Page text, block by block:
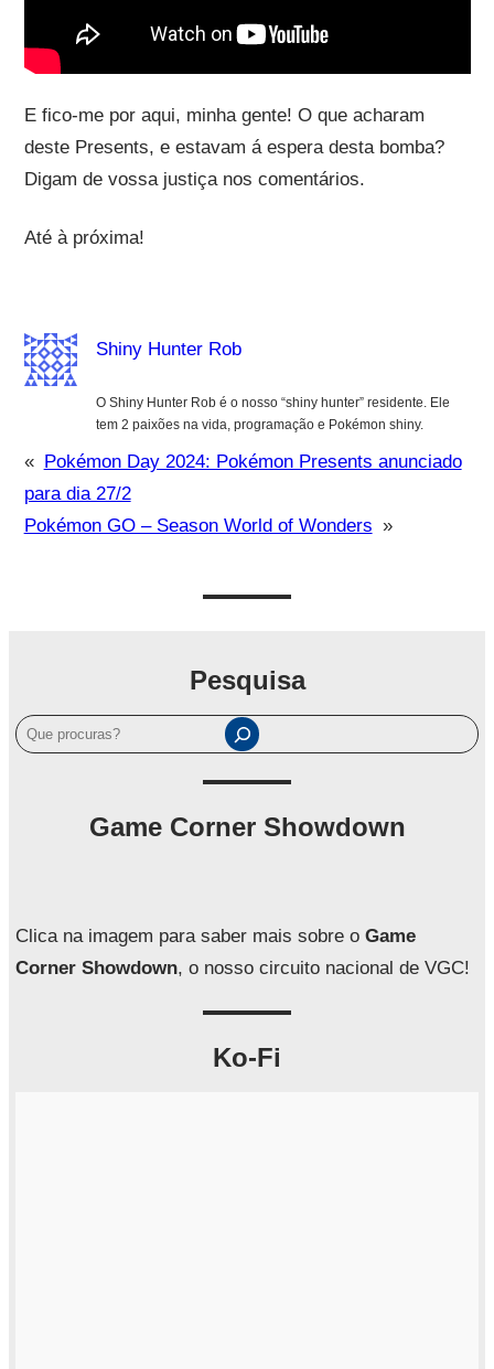
E fico-me por aqui, minha gente! O que acharam
deste Presents, e estavam á espera desta bomba?
Digam de vossa justiça nos comentários.
Até à próxima!
Shiny Hunter Rob
O Shiny Hunter Rob é o nosso “shiny hunter” residente. Ele
tem 2 paixões na vida, programação e Pokémon shiny.
« Pokémon Day 2024: Pokémon Presents anunciado
para dia 27/2
Pokémon GO – Season World of Wonders »
Pesquisa
P
e
a
r
Game Corner Showdown
Clica na imagem para saber mais sobre o Game
Corner Showdown, o nosso circuito nacional de VGC!
Ko-Fi